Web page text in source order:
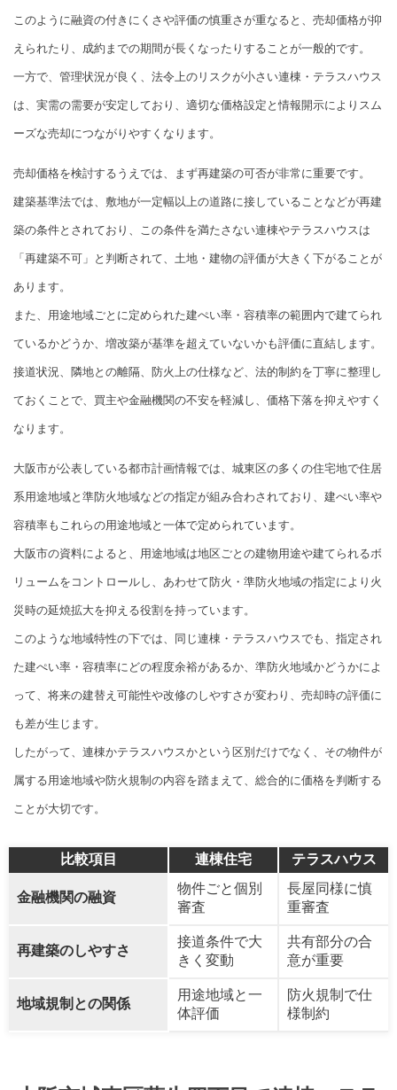
このように融資の付きにくさや評価の慎重さが重なると、売却価格が抑
えられたり、成約までの期間が長くなったりすることが一般的です。
一方で、管理状況が良く、法令上のリスクが小さい連棟・テラスハウス
は、実需の需要が安定しており、適切な価格設定と情報開示によりスム
ーズな売却につながりやすくなります。
売却価格を検討するうえでは、まず再建築の可否が非常に重要です。
建築基準法では、敷地が一定幅以上の道路に接していることなどが再建
築の条件とされており、この条件を満たさない連棟やテラスハウスは
「再建築不可」と判断されて、土地・建物の評価が大きく下がることが
あります。
また、用途地域ごとに定められた建ぺい率・容積率の範囲内で建てられ
ているかどうか、増改築が基準を超えていないかも評価に直結します。
接道状況、隣地との離隔、防火上の仕様など、法的制約を丁寧に整理し
ておくことで、買主や金融機関の不安を軽減し、価格下落を抑えやすく
なります。
大阪市が公表している都市計画情報では、城東区の多くの住宅地で住居
系用途地域と準防火地域などの指定が組み合わされており、建ぺい率や
容積率もこれらの用途地域と一体で定められています。
大阪市の資料によると、用途地域は地区ごとの建物用途や建てられるボ
リュームをコントロールし、あわせて防火・準防火地域の指定により火
災時の延焼拡大を抑える役割を持っています。
このような地域特性の下では、同じ連棟・テラスハウスでも、指定され
た建ぺい率・容積率にどの程度余裕があるか、準防火地域かどうかによ
って、将来の建替え可能性や改修のしやすさが変わり、売却時の評価に
も差が生じます。
したがって、連棟かテラスハウスかという区別だけでなく、その物件が
属する用途地域や防火規制の内容を踏まえて、総合的に価格を判断する
ことが大切です。
比較項目 連棟住宅 テラスハウス
金融機関の融資
物件ごと個別
審査
長屋同様に慎
重審査
再建築のしやすさ
接道条件で大
きく変動
共有部分の合
意が重要
地域規制との関係
用途地域と一
体評価
防火規制で仕
様制約